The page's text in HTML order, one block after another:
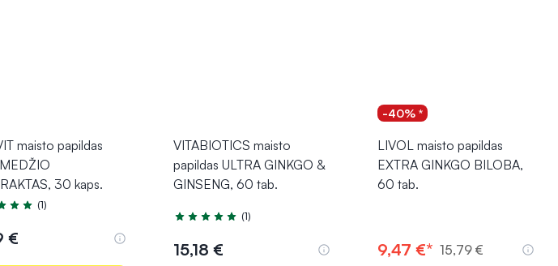
maisto papildas
30 kaps.
5.0 iš 5
(1)
€
VITABIOTICS maisto
papildas ULTRA GINKGO &
GINSENG, 60 tab.
Įvertinimas 5.0 iš 5
(1)
15,18 €
-40% *
LIVOL maisto papildas
EXTRA GINKGO BILOBA,
60 tab.
9,47 €* 15,79 €